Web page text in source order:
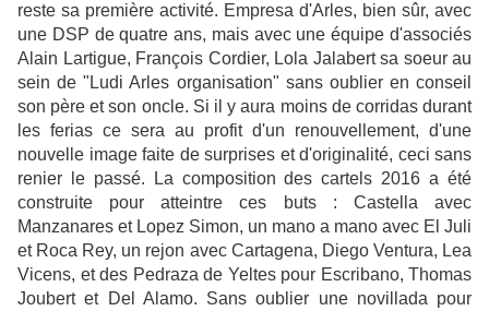
reste sa première activité. Empresa d'Arles, bien sûr, avec
une DSP de quatre ans, mais avec une équipe d'associés
Alain Lartigue, François Cordier, Lola Jalabert sa soeur au
sein de "Ludi Arles organisation" sans oublier en conseil
son père et son oncle. Si il y aura moins de corridas durant
les ferias ce sera au profit d'un renouvellement, d'une
nouvelle image faite de surprises et d'originalité, ceci sans
renier le passé. La composition des cartels 2016 a été
construite pour atteintre ces buts : Castella avec
Manzanares et Lopez Simon, un mano a mano avec El Juli
et Roca Rey, un rejon avec Cartagena, Diego Ventura, Lea
Vicens, et des Pedraza de Yeltes pour Escribano, Thomas
Joubert et Del Alamo. Sans oublier une novillada pour